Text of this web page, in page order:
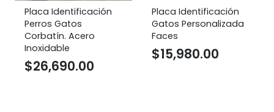
Placa Identificación
Perros Gatos
Corbatín. Acero
Inoxidable
$26,690.00
Placa Identificación
Gatos Personalizada
Faces
$15,980.00